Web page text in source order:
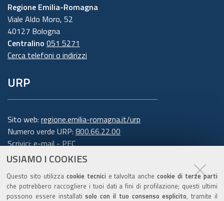
USIAMO I COOKIES
Questo sito utilizza cookie tecnici e talvolta anchecookie di terze parti
che potrebbero raccogliere i tuoi dati a fini di profilazione; questi ultimi
possono essere installatisolo con il tuo consenso esplicito, tramite il
Regione Emilia-Romagna
Viale Aldo Moro, 52
40127 Bologna
Centralino 051 5271
Cerca telefoni o indirizzi
URP
Sito web: regione.emilia-romagna.it/urp
Numero verde URP: 800.66.22.00
Scrivici:e-mail-PEC
Trasparenza